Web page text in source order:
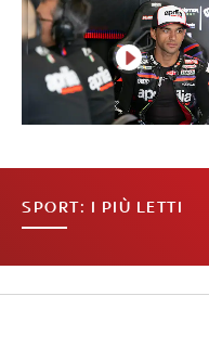
SPORT: I PIÙ LETTI